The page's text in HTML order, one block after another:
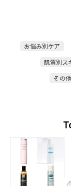
お悩み別ケア
肌質別ス
その